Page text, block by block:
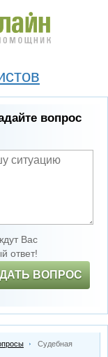
вопрос
Вас
ответ!
ВОПРОС
Судебная